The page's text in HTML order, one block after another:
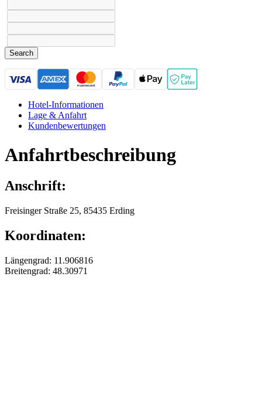
Search
Hotel-Informationen
Lage & Anfahrt
Kundenbewertungen
Anfahrtbeschreibung
Anschrift:
Freisinger Straße 25, 85435 Erding
Koordinaten:
Längengrad: 11.906816
Breitengrad: 48.30971